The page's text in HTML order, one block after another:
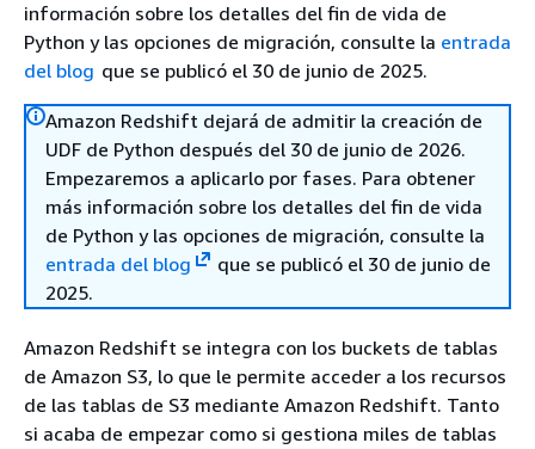
información sobre los detalles del fin de vida de
Python y las opciones de migración, consulte la entrada
del blog que se publicó el 30 de junio de 2025.
Amazon Redshift dejará de admitir la creación de
UDF de Python después del 30 de junio de 2026.
Empezaremos a aplicarlo por fases. Para obtener
más información sobre los detalles del fin de vida
de Python y las opciones de migración, consulte la
entrada del blog
que se publicó el 30 de junio de
2025.
Amazon Redshift se integra con los buckets de tablas
de Amazon S3, lo que le permite acceder a los recursos
de las tablas de S3 mediante Amazon Redshift. Tanto
si acaba de empezar como si gestiona miles de tablas